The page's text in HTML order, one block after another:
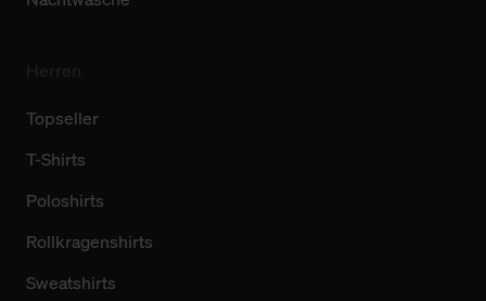
Topseller
T-Shirts
Poloshirts
Rollkragenshirts
Sweatshirts